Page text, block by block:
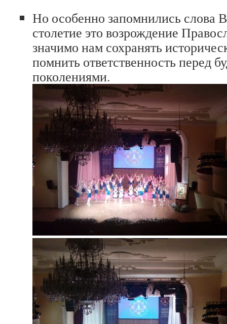
Но особенно запомнились слова
столетие это возрождение
значимо нам сохранять
помнить ответственность перед
поколениями.